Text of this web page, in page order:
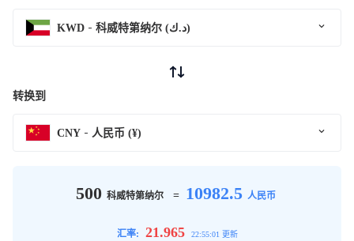
KWD 科威特第纳尔 (د.ك)
转换到
CNY 人民币 (¥)
500 科威特第纳尔 = 10982.5 人民币
汇率: 21.965 22:55:01 更新